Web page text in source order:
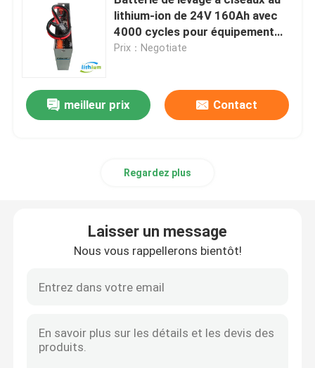
Batterie électrique d'empileur
batterie de chariot de golf du lithium 48v
Batterie d'ascenseur de ciseaux
lithium-ion de 24V 160Ah avec
4000 cycles pour équipement
AGV
Prix：Negotiate
meilleur prix Contact
Regardez plus
Laisser un message
Nous vous rappellerons bientôt!